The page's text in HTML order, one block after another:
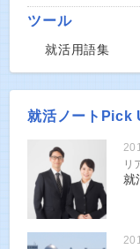
ツール
就活用語集
就活ノートPick
リ
就